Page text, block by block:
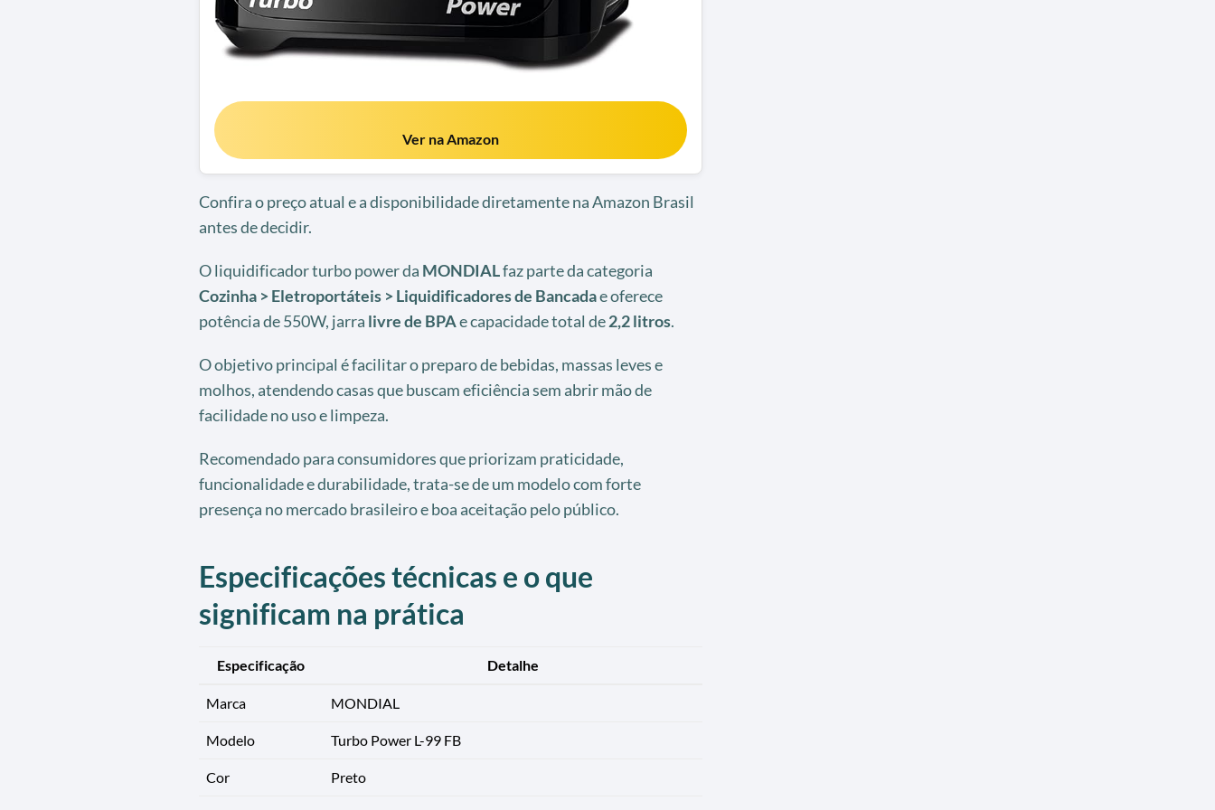
Ver na Amazon
Confira o preço atual e a disponibilidade diretamente na Amazon Brasil
antes de decidir.
O liquidificador turbo power da MONDIALfaz parte da categoria
Cozinha > Eletroportáteis > Liquidificadores de Bancadae oferece
potência de 550W, jarra livre de BPAe capacidade total de2,2 litros.
O objetivo principal é facilitar o preparo de bebidas, massas leves e
molhos, atendendo casas que buscam eficiência sem abrir mão de
facilidade no uso e limpeza.
Recomendado para consumidores que priorizam praticidade,
funcionalidade e durabilidade, trata-se de um modelo com forte
presença no mercado brasileiro e boa aceitação pelo público.
Especificações técnicas e o que
significam na prática
Especificação Detalhe
Marca MONDIAL
Modelo Turbo Power L-99 FB
Cor Preto